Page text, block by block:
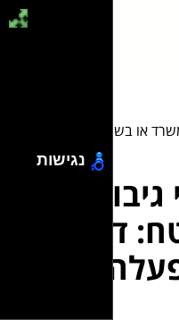
או בשטח: דוכני אוכל
דוכני
נגישות